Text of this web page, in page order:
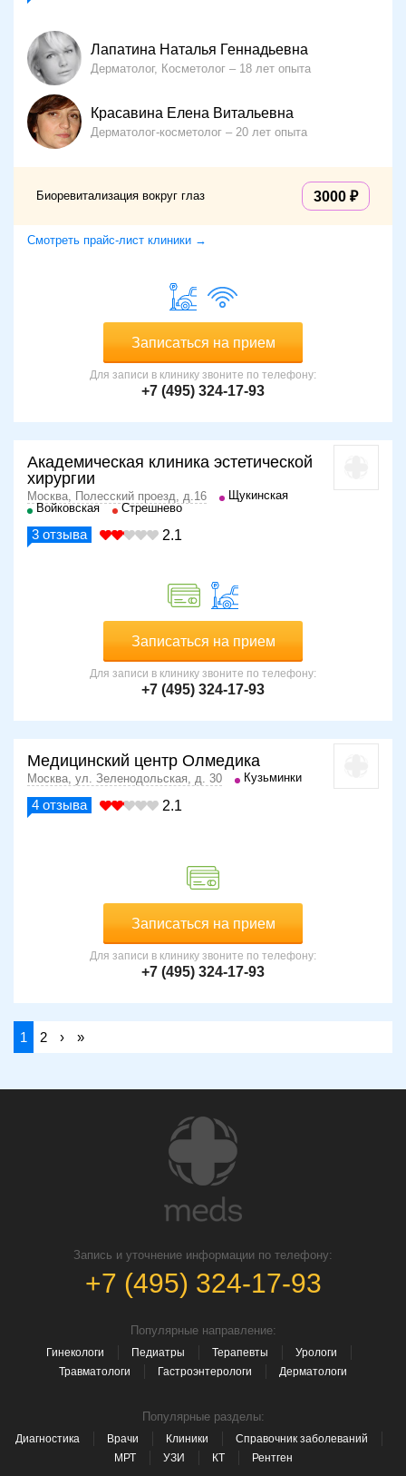
Лапатина Наталья Геннадьевна
Дерматолог, Косметолог 18 лет опыта
Красавина Елена Витальевна
Дерматолог-косметолог 20 лет опыта
Биоревитализация вокруг глаз 3000
Смотреть прайс-лист клиники →
Записаться на прием
Для записи в клинику звоните по телефону:
+7 (495) 324-17-93
Академическая клиника эстетической
хирургии
Москва, Полесский проезд, д.16
Щукинская
Войковская
Стрешнево
3 отзыва 2.1
Записаться на прием
Для записи в клинику звоните по телефону:
+7 (495) 324-17-93
Медицинский центр Олмедика
Москва, ул. Зеленодольская, д. 30 Кузьминки
4 отзыва 2.1
Записаться на прием
Для записи в клинику звоните по телефону:
+7 (495) 324-17-93
1 2 › »
Запись и уточнение информации по телефону:
+7 (495) 324-17-93
Популярные направление:
Гинекологи Педиатры Терапевты
Урологи
Травматологи
Гастроэнтерологи Дерматологи
Популярные разделы:
Диагностика Врачи Клиники
Справочник заболеваний
МРТ
УЗИ КТ Рентген